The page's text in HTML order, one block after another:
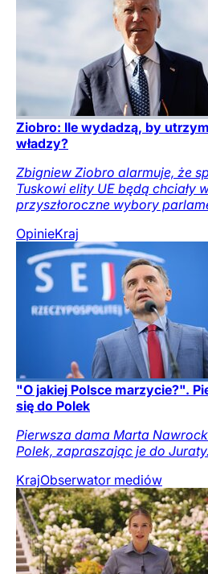
Ziobro: Ile wydadzą, by
władzy?
Zbigniew Ziobro alarmuje, że
Tuskowi elity UE będą chciały
przyszłoroczne wybory
OpinieKraj
"O jakiej Polsce marzycie?".
się do Polek
Pierwsza dama Marta
Polek, zapraszając je do Juraty.
KrajObserwator mediów